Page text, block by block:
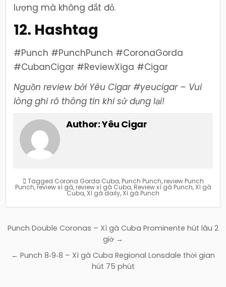
lượng mà không đắt đỏ.
12. Hashtag
#Punch #PunchPunch #CoronaGorda
#CubanCigar #ReviewXiga #Cigar
Nguồn review bởi Yêu Cigar #yeucigar – Vui
lòng ghi rõ thông tin khi sử dụng lại!
Author:Yêu Cigar
Tagged Corona Gorda Cuba, Punch Punch, review Punch
Punch,review xì gà, review xì gà Cuba, Review xì gà Punch,Xì gà
Cuba,Xì gà daily,Xì gà Punch
Điều
bài
Punch Double Coronas – Xì gà Cuba Prominente hút lâu 2
giờ →
← Punch 8‑9‑8 – Xì gà Cuba Regional Lonsdale thời gian
hút 75 phút